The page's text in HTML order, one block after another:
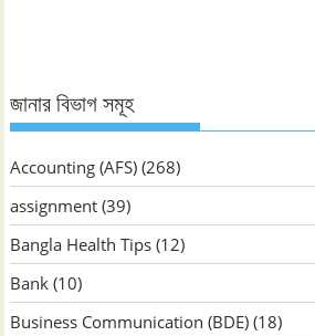
জানার বিভাগ সমূহ
Accounting (AFS) (268)
assignment (39)
Bangla Health Tips (12)
Bank (10)
Business Communication (BDE) (18)